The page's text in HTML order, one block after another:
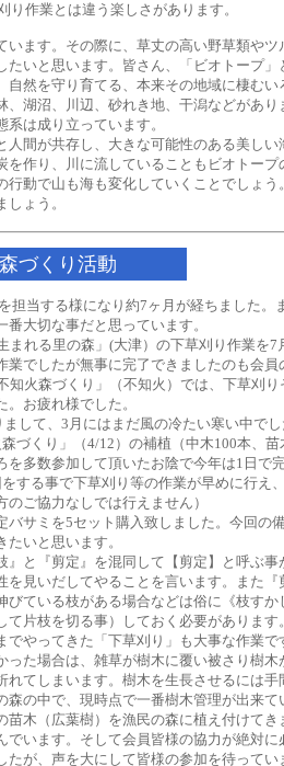
り作業とは違う楽しさがあります。
います。その際に、草丈の高い野草類や
たいと思います。皆さん、「ビオトープ
自然を守り育てる、本来その地域に棲む
、湖沼、川辺、砂れき地、干潟などがあ
系は成り立っています。
人間が共存し、大きな可能性のある美し
を作り、川に流していることもビオトー
行動で山も海も変化していくことでしょう
しょう。
づくり活動
担当する様になり約7ヶ月が経ちました
番大切な事だと思っています。
まれる里の森」(大津）の下草刈り作業を
業でしたが無事に完了できましたのも会
知火森づくり」（不知火）では、下草刈
お疲れ様でした。
して、3月にはまだ風の冷たい寒い中で
づくり」（4/12）の補植（中木100本、
を多数参加して頂いたお陰で今年は1日で
する事で下草刈り等の作業が早めに行え
のご協力なしでは行えません）
バサミを5セット購入致しました。今回
いと思います。
』と『剪定』を混同して【剪定】と呼ぶ
を見いだしてやることを言います。また
びている枝がある場合などは俗に《枝す
て片枝を切る事）しておく必要があります
やってきた「下草刈り」も大事な作業で
った場合は、雑草が樹木に覆い被さり樹
れてしまいます。樹木を生長させるには
森の中で、現時点で一番樹木管理が出来
木（広葉樹）を漁民の森に植え付けて
でいます。そして会員皆様の協力が絶対に
が、声を大にして皆様の参加を待ってい